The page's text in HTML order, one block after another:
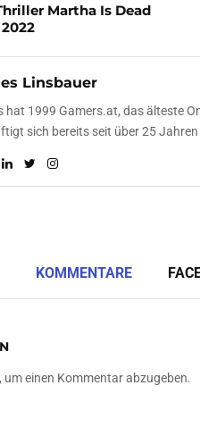
Martha Is Dead
Linsbauer
hat 1999 Gamers.at, das älteste
sich bereits seit über 25
KOMMENTARE
um einen Kommentar abzugeben.